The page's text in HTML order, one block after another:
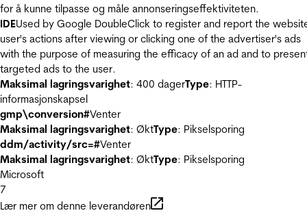
for å kunne tilpasse og måle annonseringseffektiviteten.
IDEUsed by Google DoubleClick to register and report the
user's actions after viewing or clicking one of the advertiser's ads
with the purpose of measuring the efficacy of an ad and to
targeted ads to the user.
Maksimal lagringsvarighet: 400 dagerType: HTTP-
informasjonskapsel
gmp\conversion#Venter
Maksimal lagringsvarighet: ØktType: Pikselsporing
ddm/activity/src=#Venter
Maksimal lagringsvarighet: ØktType: Pikselsporing
Microsoft
7
Lær mer om denne leverandøren